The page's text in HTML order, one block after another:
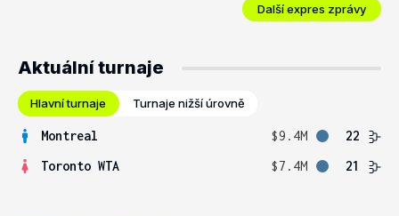
Další expres zprávy
Aktuální turnaje
Hlavní turnaje Turnaje nižší úrovně
Montreal $9.4M
22
Toronto WTA
$7.4M 21